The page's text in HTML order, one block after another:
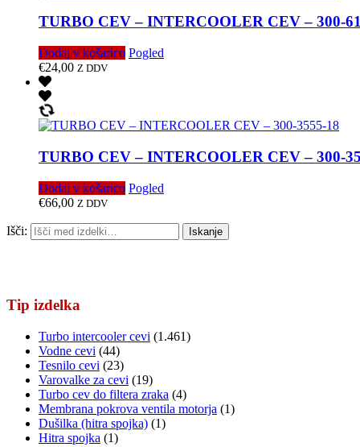
TURBO CEV – INTERCOOLER CEV – 300-
Dodaj v košarico Pogled
€24,00 Z DDV
TURBO CEV – INTERCOOLER CEV – 300-
Dodaj v košarico Pogled
€66,00 Z DDV
Išči: Iskanje
Tip izdelka
Turbo intercooler cevi (1.461)
Vodne cevi (44)
Tesnilo cevi (23)
Varovalke za cevi (19)
Turbo cev do filtera zraka (4)
Membrana pokrova ventila motorja (1)
Dušilka (hitra spojka) (1)
Hitra spojka (1)